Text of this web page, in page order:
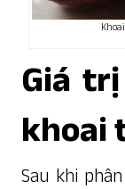
Giá
khoai
Sau khi